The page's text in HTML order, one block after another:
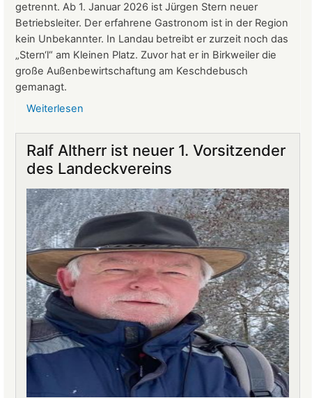
getrennt. Ab 1. Januar 2026 ist Jürgen Stern neuer
Betriebsleiter. Der erfahrene Gastronom ist in der Region
kein Unbekannter. In Landau betreibt er zurzeit noch das
„Stern‘l“ am Kleinen Platz. Zuvor hat er in Birkweiler die
große Außenbewirtschaftung am Keschdebusch
gemanagt.
Weiterlesen
Burg
Landeck:
Jürgen
Stern
neuer
Betriebsleiter
Ralf Altherr ist neuer 1. Vorsitzender
des Landeckvereins